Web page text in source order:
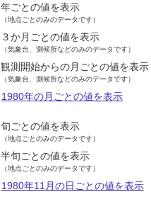
年ごとの値を表示
（地点ごとのみのデータです）
３か月ごとの値を表示
（気象台、測候所などのみのデータです）
観測開始からの月ごとの値を表示
（気象台、測候所などのみのデータです）
1980年の月ごとの値を表示
旬ごとの値を表示
（地点ごとのみのデータです）
半旬ごとの値を表示
（地点ごとのみのデータです）
1980年11月の日ごとの値を表示